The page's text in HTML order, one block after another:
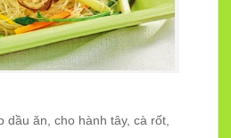
ăn, cho hành tây, cà rốt,